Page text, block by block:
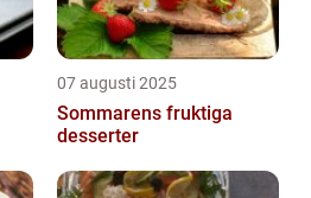
07 augusti 2025
Sommarens fruktiga
desserter